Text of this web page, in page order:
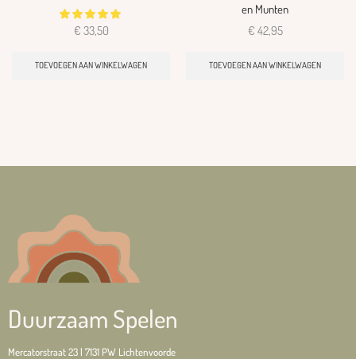
€ 33,50
TOEVOEGEN AAN WINKELWAGEN
en Munten
€ 42,95
TOEVOEGEN AAN WINKELWAGEN
Duurzaam Spelen
Mercatorstraat 23 | 7131 PW Lichtenvoorde